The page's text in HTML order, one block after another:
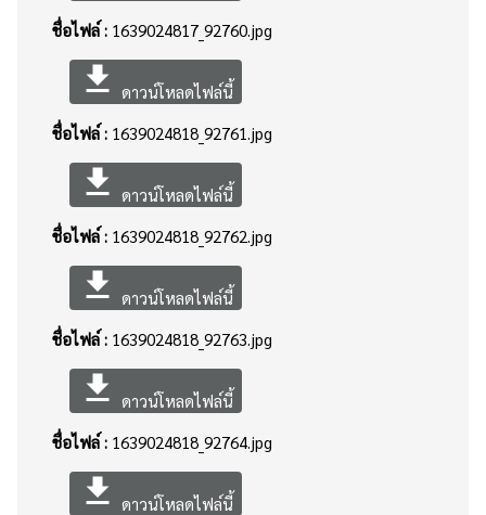
ชื่อไฟล์ : 1639024817_92760.jpg
file_download ดาวน์โหลดไฟล์นี้
ชื่อไฟล์ : 1639024818_92761.jpg
file_download ดาวน์โหลดไฟล์นี้
ชื่อไฟล์ : 1639024818_92762.jpg
file_download ดาวน์โหลดไฟล์นี้
ชื่อไฟล์ : 1639024818_92763.jpg
file_download ดาวน์โหลดไฟล์นี้
ชื่อไฟล์ : 1639024818_92764.jpg
file_download ดาวน์โหลดไฟล์นี้